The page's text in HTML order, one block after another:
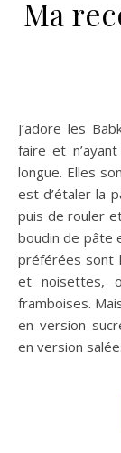
Ma
J’adore les Babkas, se sont des brioches très simples à
faire et
longue. Elles
est d’étaler la
puis de rouler
boudin de pâte
préférées sont
et noisettes,
framboises.
en version
en version